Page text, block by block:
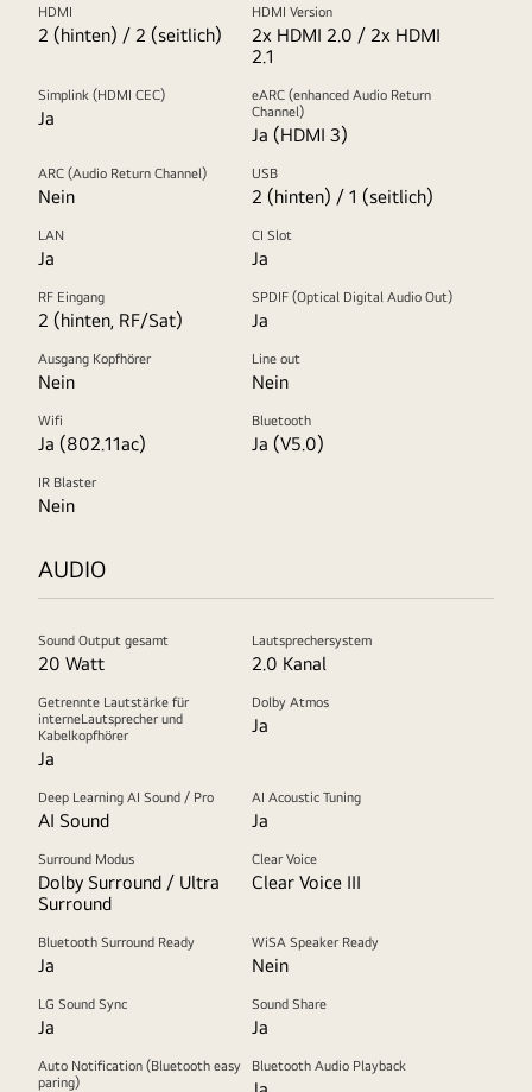
HDMI
2 (hinten) / 2 (seitlich)
HDMI Version
2x HDMI 2.0 / 2x HDMI
2.1
Simplink (HDMI CEC)
Ja
eARC (enhanced Audio Return
Channel)
Ja (HDMI 3)
ARC (Audio Return Channel)
Nein
USB
2 (hinten) / 1 (seitlich)
LAN
Ja
CI Slot
Ja
RF Eingang
2 (hinten, RF/Sat)
SPDIF (Optical Digital Audio Out)
Ja
Ausgang Kopfhörer
Nein
Line out
Nein
Wifi
Ja (802.11ac)
Bluetooth
Ja (V5.0)
IR Blaster
Nein
AUDIO
Sound Output gesamt
20 Watt
Lautsprechersystem
2.0 Kanal
Getrennte Lautstärke für
interneLautsprecher und
Kabelkopfhörer
Ja
Dolby Atmos
Ja
Deep Learning AI Sound / Pro
AI Sound
AI Acoustic Tuning
Ja
Surround Modus
Dolby Surround / Ultra
Surround
Clear Voice
Clear Voice III
Bluetooth Surround Ready
Ja
WiSA Speaker Ready
Nein
LG Sound Sync
Ja
Sound Share
Ja
Auto Notification (Bluetooth easy
paring)
Bluetooth Audio Playback